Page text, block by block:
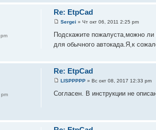
Re: EtpCad
Sergei » Чт окт 06, 2011 2:25 pm
Подскажите пожалуста,можно ли
для обычного автокада.Я,к
Re: EtpCad
LISPPPPP » Вс окт 08, 2017 12:33 pm
Согласен. В инструкции не